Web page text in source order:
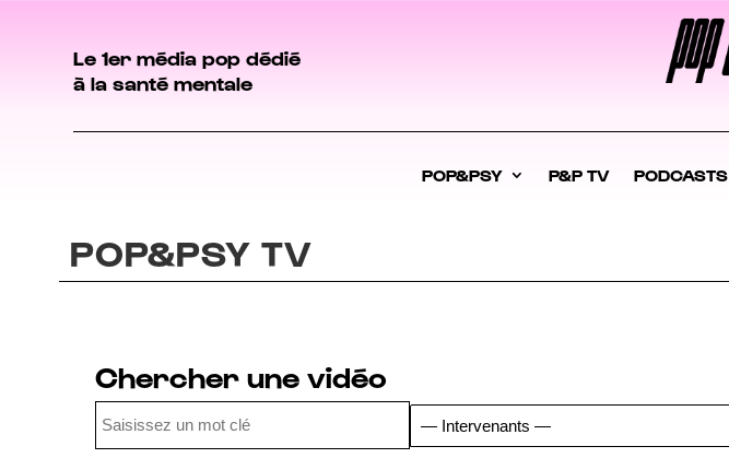
Le 1er média pop dédié
à la santé mentale
POP&PSY P&P TV PODCASTS
POP&PSY TV
Chercher une vidéo